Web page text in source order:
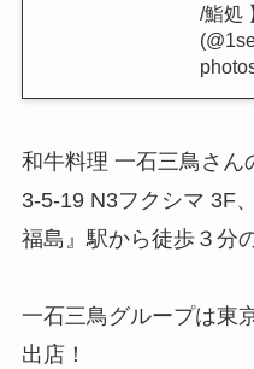
/鮨処
和牛料理 一石三鳥さん
3-5-19 N3フクシマ 3F
福島』駅から徒歩３分
一石三鳥グループは東
出店！